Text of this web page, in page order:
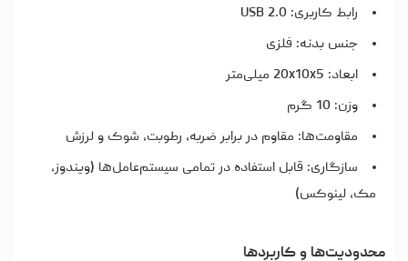
رابط کاربری: USB 2.0
جنس بدنه: فلزی
ابعاد: 20x10x5 میلی‌متر
وزن: 10 گرم
مقاومت‌ها: مقاوم در برابر ضربه، رطوبت، شوک و لرزش
سازگاری: قابل استفاده در تمامی سیستم‌عامل‌ها (ویندوز،
مک، لینوکس)
محدودیت‌ها و کاربردها